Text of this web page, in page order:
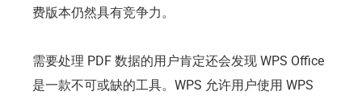
费版本仍然具有竞争力。
需要处理 PDF 数据的用户肯定还会发现 WPS Office
是一款不可或缺的工具。WPS 允许用户使用 WPS